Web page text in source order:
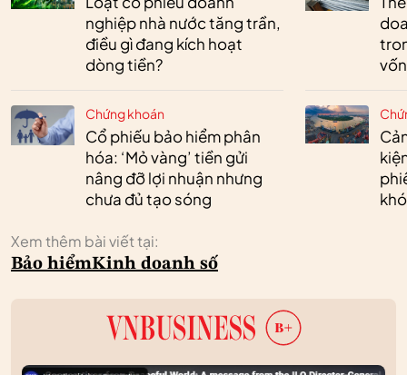
nghiệp nhà nước tăng trần,
điều gì đang kích hoạt
dòng tiền?
Chứng khoán
Cổ phiếu bảo hiểm phân
hóa: ‘Mỏ vàng’ tiền gửi
nâng đỡ lợi nhuận nhưng
chưa đủ tạo sóng
vốn
Xem thêm bài viết tại:
Bảo hiểmKinh doanh số